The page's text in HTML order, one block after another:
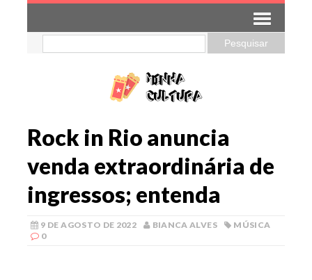
Rock in Rio anuncia
venda extraordinária de
ingressos; entenda
9 DE AGOSTO DE 2022 BIANCA ALVES
MÚSICA
0